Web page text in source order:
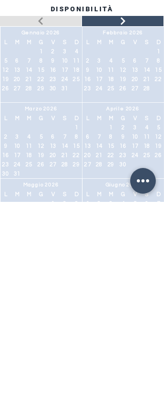
DISPONIBILITÀ
Gennaio 2026
M M G V S
D
1
2 3
4
5
6 7 8 9 10
11
12
13 14 15 16 17
18
19
20 21 22 23 24
25
26
27 28 29 30 31
Marzo 2026
M M G V S
D
1
2
3 4 5 6 7
8
9
10 11 12 13 14
15
16
17 18 19 20 21
22
23
24 25 26 27 28
29
30
31
Maggio 2026
M M G V S
D
1
2
3
Febbraio 2026
M M G V S
D
1
2
3 4 5 6 7
8
9
10 11 12 13 14
15
16
17 18 19 20 21
22
23
24 25 26 27 28
Aprile 2026
M M G V S
D
1
2 3 4
5
6
7 8 9 10 11
12
13
14 15 16 17 18
19
20
21 22 23 24 25
26
27
28 29 30
Giugno 2026
M M G V S
D
1
2 3 4 5 6
7